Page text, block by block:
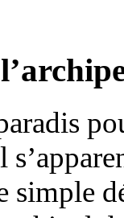
simple